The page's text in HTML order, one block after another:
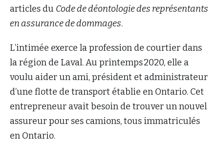
articles du Code de déontologie des représentants
en assurance de dommages.
L’intimée exerce la profession de courtier dans
la région de Laval. Au printemps 2020, elle a
voulu aider un ami, président et administrateur
d’une flotte de transport établie en Ontario. Cet
entrepreneur avait besoin de trouver un nouvel
assureur pour ses camions, tous immatriculés
en Ontario.